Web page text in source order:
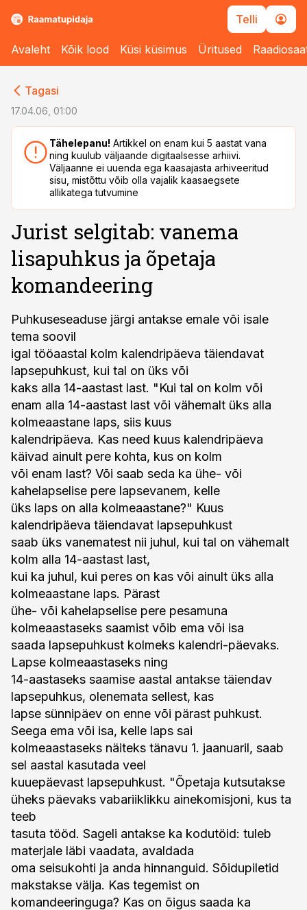
Telli
Avaleht Kõik lood Küsi küsimus Üritused
Tagasi
17.04.06, 01:00
Tähelepanu! Artikkel on enam kui 5 aastat vana
ning kuulub väljaande digitaalsesse arhiivi.
Väljaanne ei uuenda ega kaasajasta arhiveeritud
sisu, mistõttu võib olla vajalik kaasaegsete
allikatega tutvumine
Jurist selgitab: vanema
lisapuhkus ja õpetaja
komandeering
Puhkuseseaduse järgi antakse emale või isale
tema soovil
igal tööaastal kolm kalendripäeva täiendavat
lapsepuhkust, kui tal on üks või
kaks alla 14-aastast last. "Kui tal on kolm või
enam alla 14-aastast last või vähemalt üks alla
kolmeaastane laps, siis kuus
kalendripäeva. Kas need kuus kalendripäeva
käivad ainult pere kohta, kus on kolm
või enam last? Või saab seda ka ühe- või
kahelapselise pere lapsevanem, kelle
üks laps on alla kolmeaastane?" Kuus
kalendripäeva täiendavat lapsepuhkust
saab üks vanematest nii juhul, kui tal on vähemalt
kolm alla 14-aastast last,
kui ka juhul, kui peres on kas või ainult üks alla
kolmeaastane laps. Pärast
ühe- või kahelapselise pere pesamuna
kolmeaastaseks saamist võib ema või isa
saada lapsepuhkust kolmeks kalendri-päevaks.
Lapse kolmeaastaseks ning
14-aastaseks saamise aastal antakse täiendav
lapsepuhkus, olenemata sellest, kas
lapse sünnipäev on enne või pärast puhkust.
Seega ema või isa, kelle laps sai
kolmeaastaseks näiteks tänavu 1. jaanuaril, saab
sel aastal kasutada veel
kuuepäevast lapsepuhkust. "Õpetaja kutsutakse
üheks päevaks vabariiklikku ainekomisjoni, kus ta
teeb
tasuta tööd. Sageli antakse ka kodutöid: tuleb
materjale läbi vaadata, avaldada
oma seisukohti ja anda hinnanguid. Sõidupiletid
makstakse välja. Kas tegemist on
komandeeringuga? Kas on õigus saada ka